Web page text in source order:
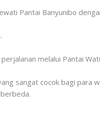
Pantai Banyunibo
melalui Pantai
sangat cocok bagi para